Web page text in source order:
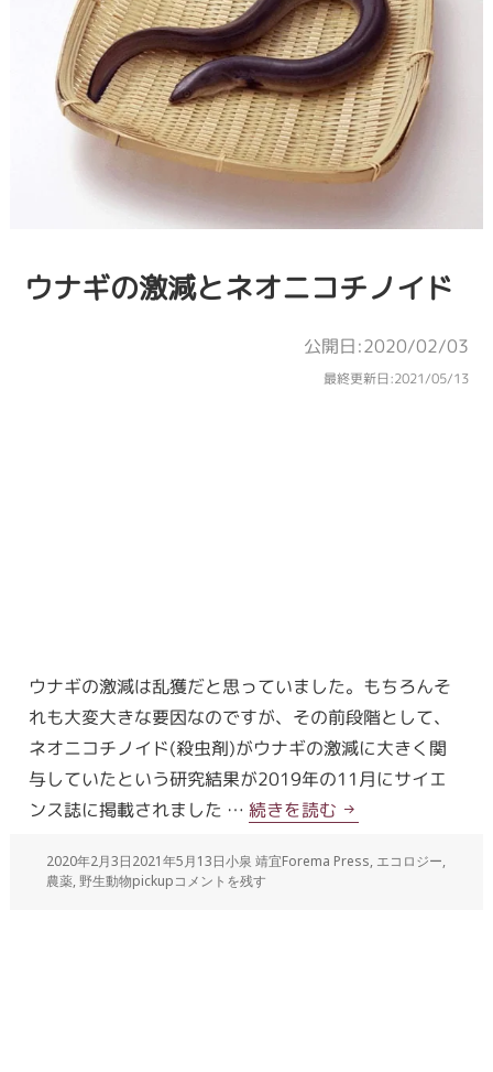
ウナギの激減とネオニコチノイド
公開日:2020/02/03
最終更新日:2021/05/13
ウナギの激減は乱獲だと思っていました。もちろんそ
れも大変大きな要因なのですが、その前段階として、
ネオニコチノイド(殺虫剤)がウナギの激減に大きく関
与していたという研究結果が2019年の11月にサイエ
ンス誌に掲載されました …続きを読む
2020年2月3日2021年5月13日小泉 靖宜Forema Press, エコロジー,
農薬, 野生動物pickupコメントを残す